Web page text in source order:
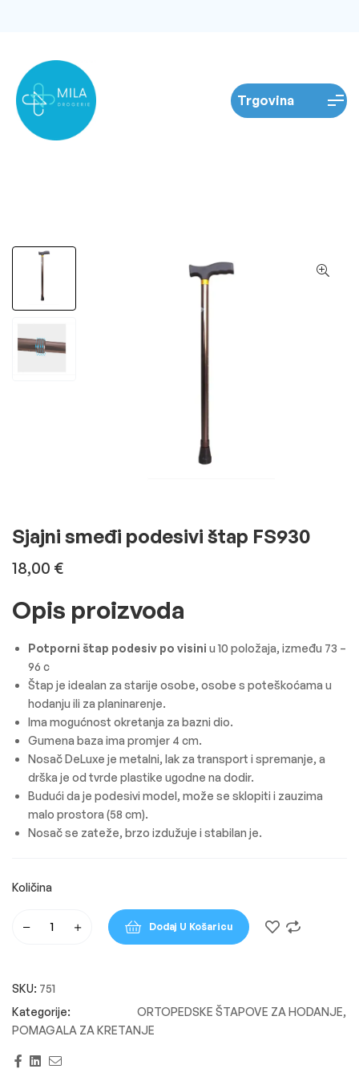
Sjajni smeđi podesivi štap FS930
18,00 €
Opis proizvoda
Potporni štap podesiv po visini u 10 položaja, između 73 –
96 c
Štap je idealan za starije osobe, osobe s poteškoćama u
hodanju ili za planinarenje.
Ima mogućnost okretanja za bazni dio.
Gumena baza ima promjer 4 cm.
Nosač DeLuxe je metalni, lak za transport i spremanje, a
drška je od tvrde plastike ugodne na dodir.
Budući da je podesivi model, može se sklopiti i zauzima
malo prostora (58 cm).
Nosač se zateže, brzo izdužuje i stabilan je.
Dodaj U Košaricu
SKU: 751
ORTOPEDSKE ŠTAPOVE ZA HODANJE,
POMAGALA ZA KRETANJE
Facebook
Linkedin